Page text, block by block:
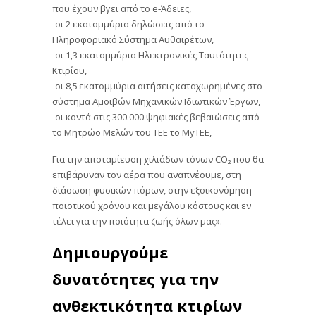
που έχουν βγει από το e‑Άδειες,
-οι 2 εκατομμύρια δηλώσεις από το
Πληροφοριακό Σύστημα Αυθαιρέτων,
-οι 1,3 εκατομμύρια Ηλεκτρονικές Ταυτότητες
Κτιρίου,
-οι 8,5 εκατομμύρια αιτήσεις καταχωρημένες στο
σύστημα Αμοιβών Μηχανικών Ιδιωτικών Έργων,
-οι κοντά στις 300.000 ψηφιακές βεβαιώσεις από
το Μητρώο Μελών του ΤΕΕ το MyTEE,
Για την αποταμίευση χιλιάδων τόνων CO₂ που θα
επιβάρυναν τον αέρα που αναπνέουμε, στη
διάσωση φυσικών πόρων, στην εξοικονόμηση
ποιοτικού χρόνου και μεγάλου κόστους και εν
τέλει για την ποιότητα ζωής όλων μας».
Δημιουργούμε
δυνατότητες για την
ανθεκτικότητα κτιρίων